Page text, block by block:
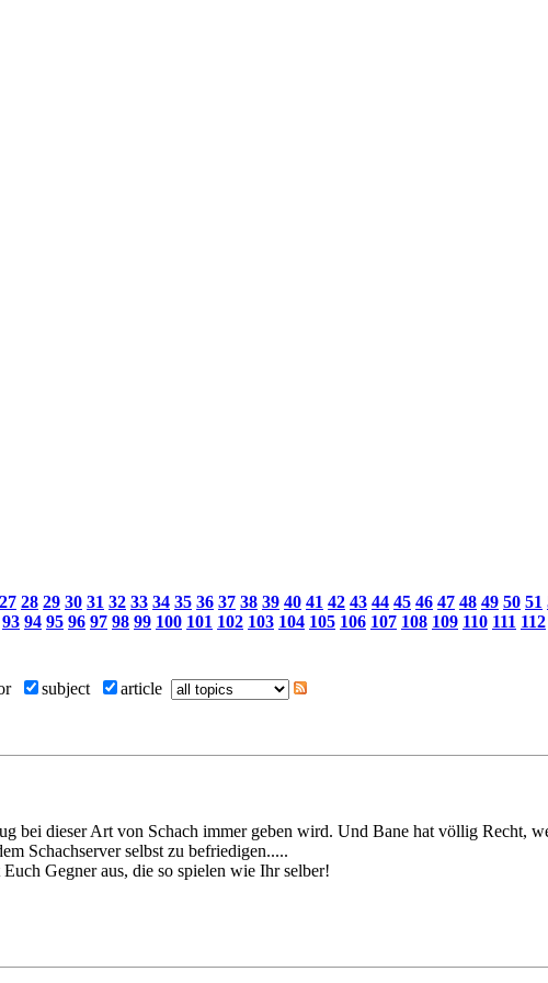
27 28 29 30 31 32 33 34 35 36 37 38 39 40 41 42 43 44 45 46 47 48 49 50 51
93 94 95 96 97 98 99 100 101 102 103 104 105 106 107 108 109 110 111 112
subject article
bei dieser Art von Schach immer geben wird. Und Bane hat völlig Recht,
Schachserver selbst zu befriedigen.....
Gegner aus, die so spielen wie Ihr selber!